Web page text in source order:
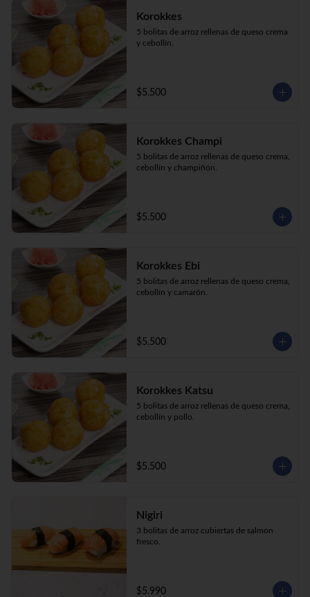
Korokkes
5 bolitas de arroz rellenas de queso crema
y cebollín.
$5.500
Korokkes Champi
5 bolitas de arroz rellenas de queso crema,
cebollín y champiñón.
$5.500
Korokkes Ebi
5 bolitas de arroz rellenas de queso crema,
cebollín y camarón.
$5.500
Korokkes Katsu
5 bolitas de arroz rellenas de queso crema,
cebollín y pollo.
$5.500
Nigiri
3 bolitas de arroz cubiertas de salmón
fresco.
$5.990